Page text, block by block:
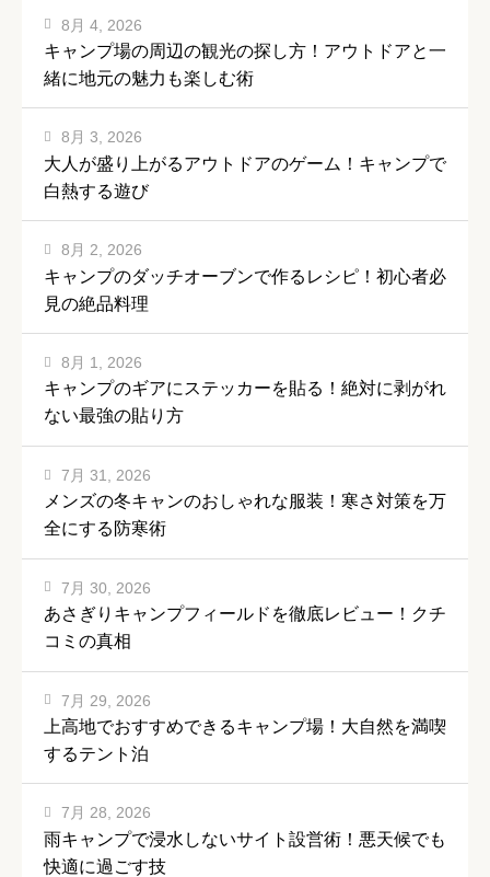
キャンプ場の周辺の観光の探し方！アウトドアと一
緒に地元の魅力も楽しむ術
8月 4, 2026
大人が盛り上がるアウトドアのゲーム！キャンプで
白熱する遊び
8月 3, 2026
キャンプのダッチオーブンで作るレシピ！初心者必
見の絶品料理
8月 2, 2026
キャンプのギアにステッカーを貼る！絶対に剥がれ
ない最強の貼り方
8月 1, 2026
メンズの冬キャンのおしゃれな服装！寒さ対策を万
全にする防寒術
7月 31, 2026
あさぎりキャンプフィールドを徹底レビュー！クチ
コミの真相
7月 30, 2026
上高地でおすすめできるキャンプ場！大自然を満喫
するテント泊
7月 29, 2026
雨キャンプで浸水しないサイト設営術！悪天候でも
快適に過ごす技
7月 28, 2026